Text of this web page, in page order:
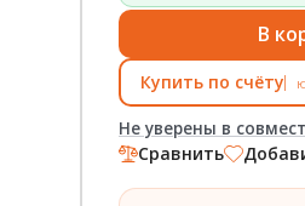
В
Купить по счёту
Не уверены в
Сравнить